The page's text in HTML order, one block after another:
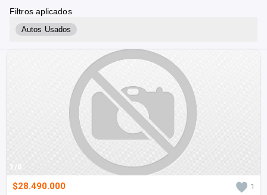
Filtros aplicados
Autos Usados
1/8
$28.490.000
1